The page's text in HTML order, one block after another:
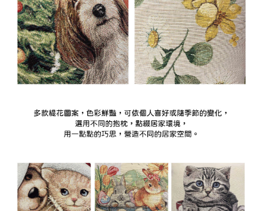
１．透過由恩沛科技股份有限公司提供之「AFTEE先享後付」服務完成之交
易，需依本服務之必要範圍內提供個人資料，並將交易相關給付款項請求債
權轉讓予恩沛科技股份有限公司。
２．關於個人資料處理事宜，請瀏覽以下網址：
https://aftee.tw/terms/#terms3
３．未成年的使用者請事先徵得法定代理人或監護人之同意方可使用
「AFTEE先享後付」，若未經同意申辦者引起之損失，本公司不負相關責
任。
請求用戶進行身份認證。
５．嚴禁一人註冊多個帳號或使用他人資訊註冊。若發現惡意使用之情形，
恩沛科技股份有限公司將有權停止該用戶之使用額度並採取法律行動。